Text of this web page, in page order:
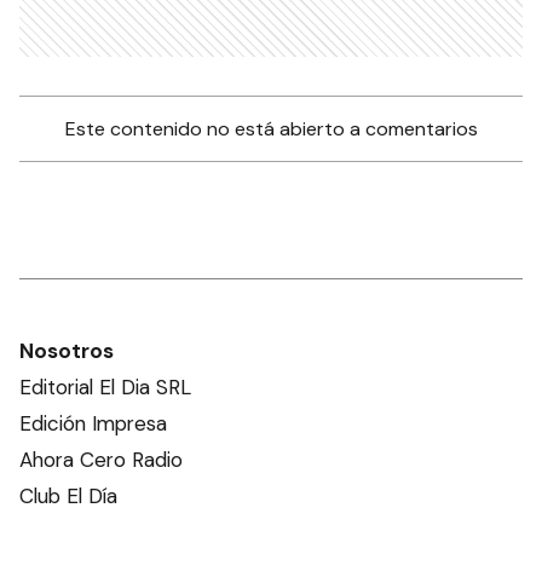
Este contenido no está abierto a comentarios
Nosotros
Editorial El Dia SRL
Edición Impresa
Ahora Cero Radio
Club El Día